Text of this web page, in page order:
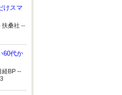
けスマ
扶桑社 --
60代か
経BP --